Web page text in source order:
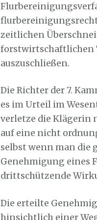
zeitlichen
forstwirtschaftlichen
auszuschließen.
Die Richter der 7.
es im Urteil im
verletze die Klägerin
auf eine nicht
selbst wenn man die
Genehmigung eines
drittschützende
Die erteilte
hinsichtlich einer